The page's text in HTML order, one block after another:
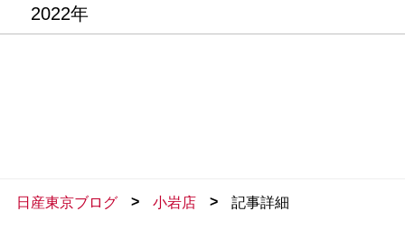
2022年
日産東京ブログ > 小岩店 > 記事詳細